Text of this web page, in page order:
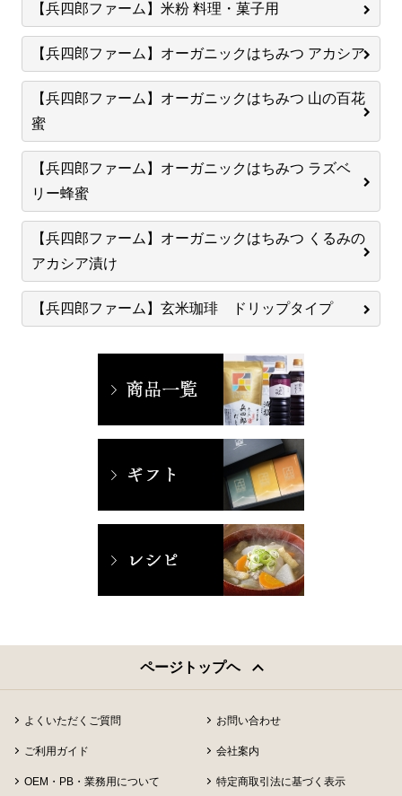
【兵四郎ファーム】米粉 料理・菓子用
【兵四郎ファーム】オーガニックはちみつ アカシア
【兵四郎ファーム】オーガニックはちみつ 山の百花
蜜
【兵四郎ファーム】オーガニックはちみつ ラズベ
リー蜂蜜
【兵四郎ファーム】オーガニックはちみつ くるみの
アカシア漬け
【兵四郎ファーム】玄米珈琲 ドリップタイプ
ページトップヘ
よくいただくご質問 お問い合わせ
ご利用ガイド 会社案内
OEM・PB・業務用について 特定商取引法に基づく表示